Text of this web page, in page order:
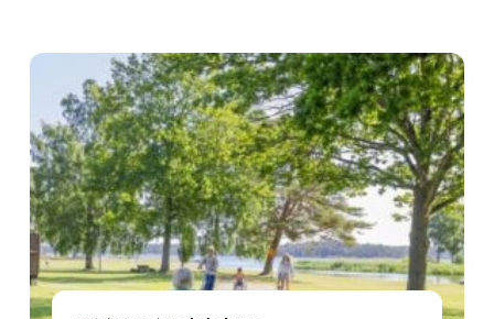
möjligheter att utforska...